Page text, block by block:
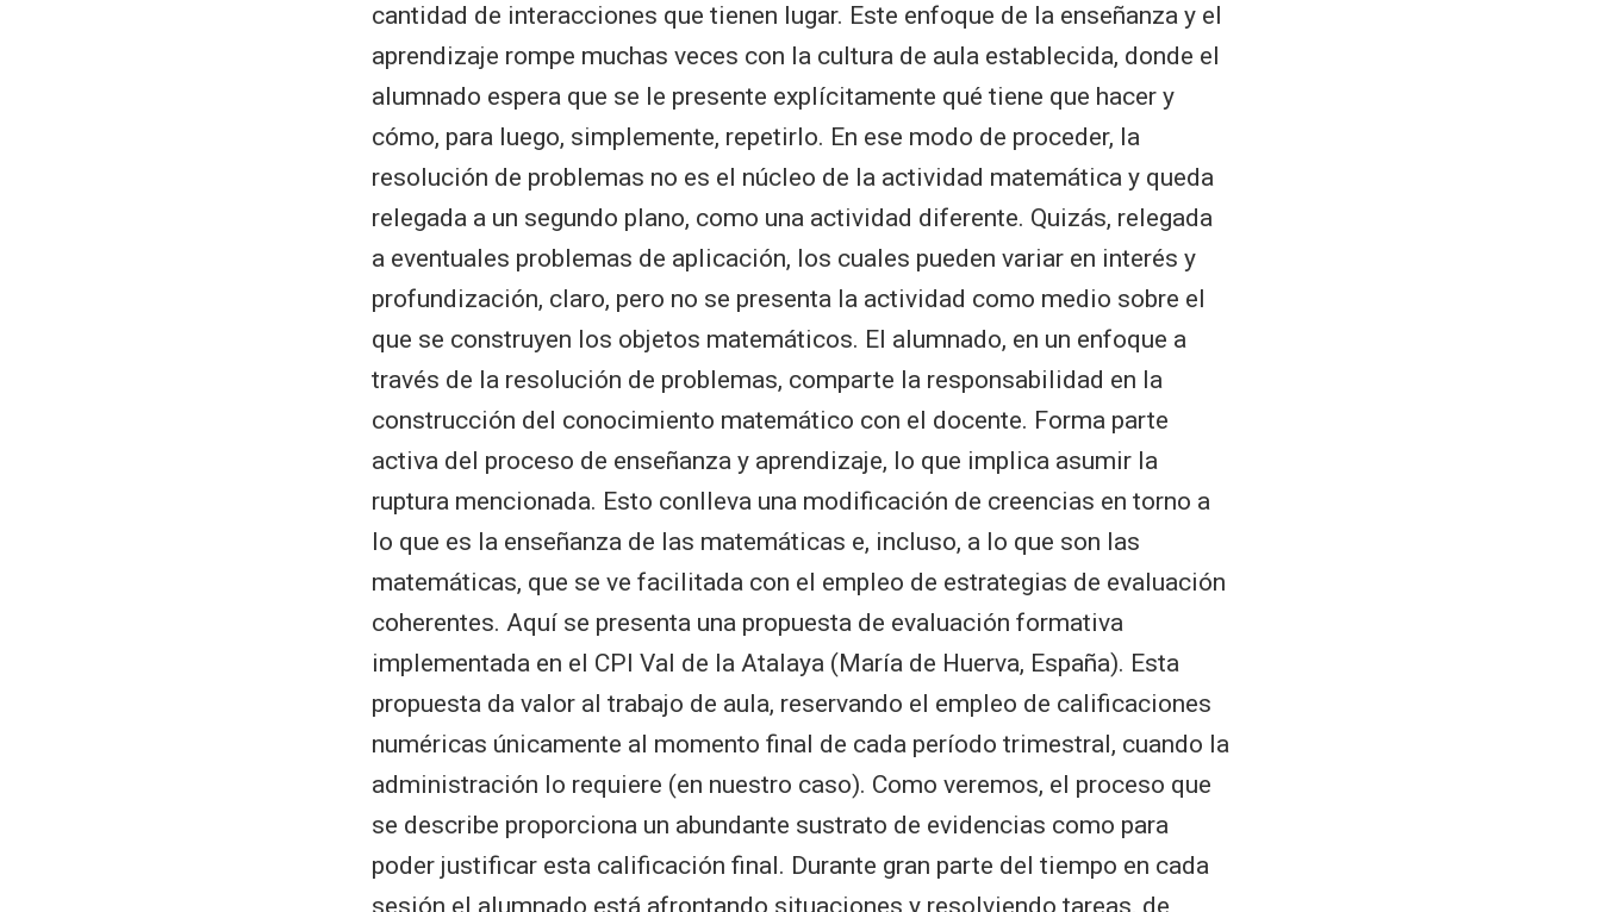
cantidad de interacciones que tienen lugar. Este enfoque de la enseñanza y el
aprendizaje rompe muchas veces con la cultura de aula establecida, donde el
alumnado espera que se le presente explícitamente qué tiene que hacer y
cómo, para luego, simplemente, repetirlo. En ese modo de proceder, la
resolución de problemas no es el núcleo de la actividad matemática y queda
relegada a un segundo plano, como una actividad diferente. Quizás, relegada
a eventuales problemas de aplicación, los cuales pueden variar en interés y
profundización, claro, pero no se presenta la actividad como medio sobre el
que se construyen los objetos matemáticos. El alumnado, en un enfoque a
través de la resolución de problemas, comparte la responsabilidad en la
construcción del conocimiento matemático con el docente. Forma parte
activa del proceso de enseñanza y aprendizaje, lo que implica asumir la
ruptura mencionada. Esto conlleva una modificación de creencias en torno a
lo que es la enseñanza de las matemáticas e, incluso, a lo que son las
matemáticas, que se ve facilitada con el empleo de estrategias de evaluación
coherentes. Aquí se presenta una propuesta de evaluación formativa
implementada en el CPI Val de la Atalaya (María de Huerva, España). Esta
propuesta da valor al trabajo de aula, reservando el empleo de calificaciones
numéricas únicamente al momento final de cada período trimestral, cuando la
administración lo requiere (en nuestro caso). Como veremos, el proceso que
se describe proporciona un abundante sustrato de evidencias como para
poder justificar esta calificación final. Durante gran parte del tiempo en cada
sesión el alumnado está afrontando situaciones y resolviendo tareas, de